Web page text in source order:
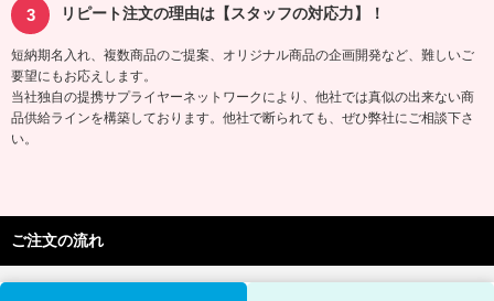
リピート注文の理由は【スタッフの対応力】！
短納期名入れ、複数商品のご提案、オリジナル商品の企画開発など、難しいご
要望にもお応えします。
当社独自の提携サプライヤーネットワークにより、他社では真似の出来ない商
品供給ラインを構築しております。他社で断られても、ぜひ弊社にご相談下さ
い。
ご注文の流れ